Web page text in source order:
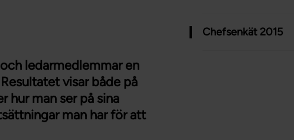
analytiker
Chefsenkät 2015
ledarmedlemmar en
visar både på
hur man ser på sina
man har för att